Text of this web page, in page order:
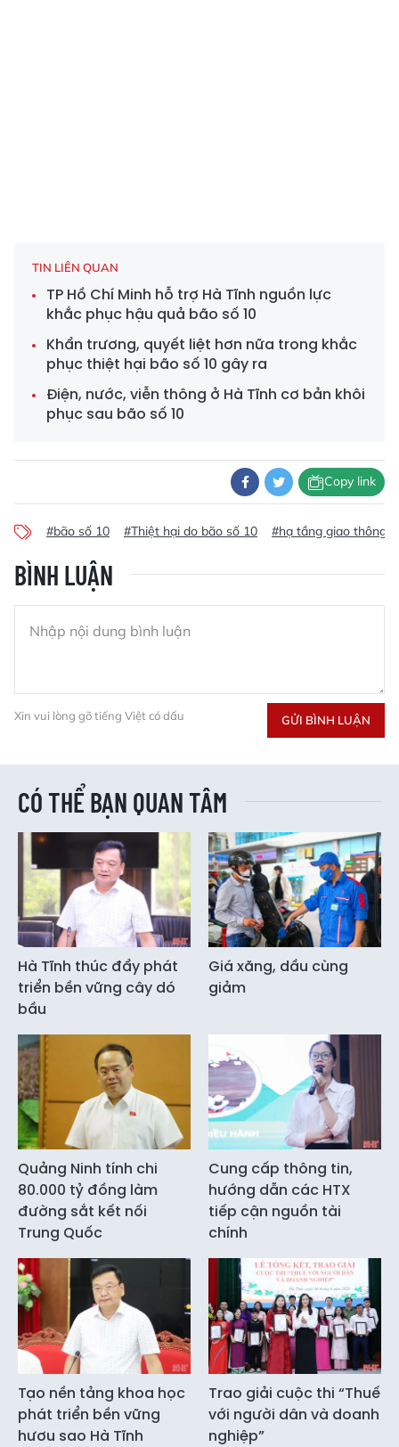
TIN LIÊN QUAN
TP Hồ Chí Minh hỗ trợ Hà Tĩnh nguồn lực
khắc phục hậu quả bão số 10
Khẩn trương, quyết liệt hơn nữa trong khắc
phục thiệt hại bão số 10 gây ra
Điện, nước, viễn thông ở Hà Tĩnh cơ bản khôi
phục sau bão số 10
Copy link
#bão số 10 #Thiệt hại do bão số 10 #hạ tầng giao thông
BÌNH LUẬN
Xin vui lòng gõ tiếng Việt có dấu GỬI BÌNH LUẬN
CÓ THỂ BẠN QUAN TÂM
Hà Tĩnh thúc đẩy phát
triển bền vững cây dó
bầu
Giá xăng, dầu cùng
giảm
Quảng Ninh tính chi
80.000 tỷ đồng làm
đường sắt kết nối
Trung Quốc
Cung cấp thông tin,
hướng dẫn các HTX
tiếp cận nguồn tài
chính
Tạo nền tảng khoa học
phát triển bền vững
hươu sao Hà Tĩnh
Trao giải cuộc thi “Thuế
với người dân và doanh
nghiệp”